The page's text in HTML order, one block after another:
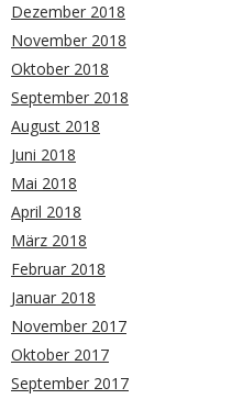
Dezember 2018
November 2018
Oktober 2018
September 2018
August 2018
Juni 2018
Mai 2018
April 2018
März 2018
Februar 2018
Januar 2018
November 2017
Oktober 2017
September 2017